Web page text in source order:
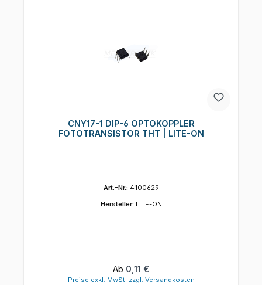
CNY17-1 DIP-6 OPTOKOPPLER
FOTOTRANSISTOR THT | LITE-ON
Art.-Nr.: 4100629
Hersteller: LITE-ON
Regulärer Preis:
Ab 0,11 €
Preise exkl. MwSt. zzgl. Versandkosten